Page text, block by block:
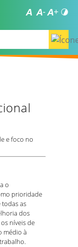
e foco no
o
prioridade
as
dos
níveis de
médio à